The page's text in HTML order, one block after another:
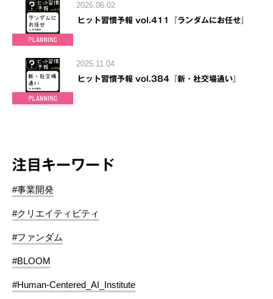
2026.06.02
ヒット習慣予報 vol.411『ランダムにお任せ』
2025.11.04
ヒット習慣予報 vol.384『新・社交場通い』
注目キーワード
#事業開発
#クリエイティビティ
#ファンダム
#BLOOM
#Human-Centered_AI_Institute